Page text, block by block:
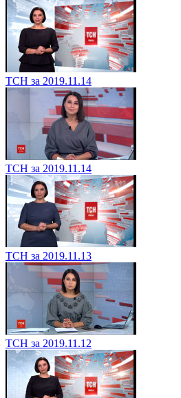
ТСН за 2019.11.14
ТСН за 2019.11.14
ТСН за 2019.11.13
ТСН за 2019.11.12